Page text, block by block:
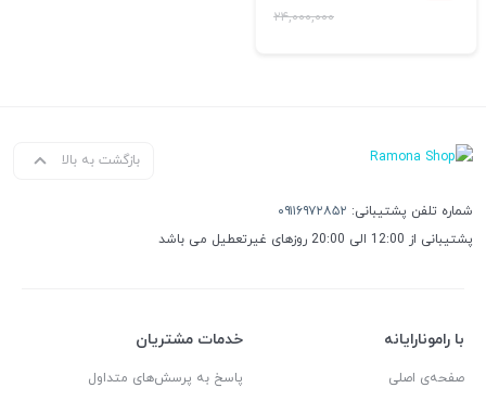
۲۴,۰۰۰,۰۰۰
بازگشت به بالا
شماره تلفن پشتیبانی: ۰۹۱۱۶۹۷۲۸۵۲
پشتیبانی از 12:00 الی 20:00 روزهای غیرتعطیل می باشد
با رامونارایانه
صفحه‌ی اصلی
خدمات مشتریان
پاسخ به پرسش‌های متداول